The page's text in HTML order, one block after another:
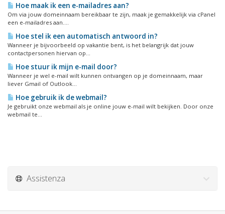
Hoe maak ik een e-mailadres aan?
Om via jouw domeinnaam bereikbaar te zijn, maak je gemakkelijk via cPanel
een e-mailadres aan....
Hoe stel ik een automatisch antwoord in?
Wanneer je bijvoorbeeld op vakantie bent, is het belangrijk dat jouw
contactpersonen hiervan op...
Hoe stuur ik mijn e-mail door?
Wanneer je wel e-mail wilt kunnen ontvangen op je domeinnaam, maar
liever Gmail of Outlook...
Hoe gebruik ik de webmail?
Je gebruikt onze webmail als je online jouw e-mail wilt bekijken. Door onze
webmail te...
Assistenza